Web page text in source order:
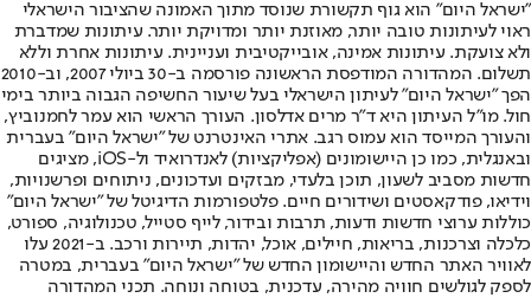
"ישראל היום" הוא גוף תקשורת שנוסד מתוך האמונה שהציבור הישראלי
ראוי לעיתונות טובה יותר, מאוזנת יותר ומדויקת יותר. עיתונות שמדברת
ולא צועקת. עיתונות אמינה, אובייקטיבית ועניינית. עיתונות אחרת וללא
תשלום. המהדורה המודפסת הראשונה פורסמה ב-30 ביולי 2007, וב-2010
הפך "ישראל היום" לעיתון הישראלי בעל שיעור החשיפה הגבוה ביותר בימי
חול. מו"ל העיתון היא ד"ר מרים אדלסון. העורך הראשי הוא עמר לחמנוביץ,
והעורך המייסד הוא עמוס רגב. אתרי האינטרנט של "ישראל היום" בעברית
ובאנגלית, כמו כן היישומונים (אפליקציות) לאנדרואיד ול-iOS, מציגים
חדשות מסביב לשעון, תוכן בלעדי, מבזקים ועדכונים, ניתוחים ופרשנויות,
וידיאו, פודקאסטים ושידורים חיים. פלטפורמות הדיגיטל של "ישראל היום"
כוללות ערוצי חדשות ודעות, תרבות ובידור, לייף סטייל, טכנולוגיה, ספורט,
כלכלה וצרכנות, בריאות, חיילים, אוכל, יהדות, תיירות ורכב. ב-2021 עלו
לאוויר האתר החדש והיישומון החדש של "ישראל היום" בעברית, במטרה
לספק לגולשים חוויה מהירה, עדכנית, בטוחה ונוחה. תכני המהדורה